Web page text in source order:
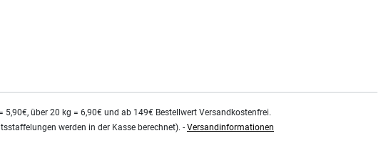
über 20 kg = 6,90€ und ab 149€ Bestellwert Versandkostenfrei.
werden in der Kasse berechnet). - Versandinformationen